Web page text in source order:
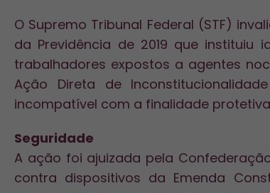
O Supremo Tribunal Federal (STF)
da Previdência de 2019 que
trabalhadores expostos a agentes
Ação Direta de Inconstitucionalidade
incompatível com a finalidade
Seguridade
A ação foi ajuizada pela
contra dispositivos da Emenda